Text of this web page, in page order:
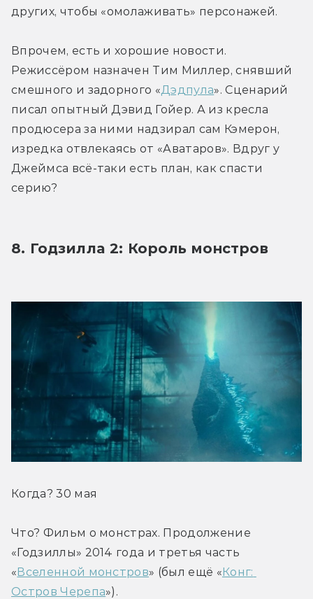
других, чтобы «омолаживать» персонажей.
Впрочем, есть и хорошие новости.
Режиссёром назначен Тим Миллер, снявший
смешного и задорного «Дэдпула». Сценарий
писал опытный Дэвид Гойер. А из кресла
продюсера за ними надзирал сам Кэмерон,
изредка отвлекаясь от «Аватаров». Вдруг у
Джеймса всё-таки есть план, как спасти
серию?
8. Годзилла 2: Король монстров
Когда? 30 мая
Что? Фильм о монстрах. Продолжение
«Годзиллы» 2014 года и третья часть
«Вселенной монстров» (был ещё «Конг:
Остров Черепа»).